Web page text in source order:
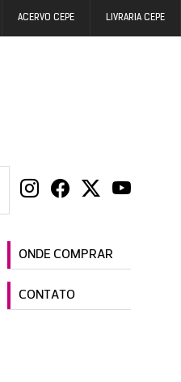
ACERVO CEPE LIVRARIA CEPE
ONDE COMPRAR
CONTATO